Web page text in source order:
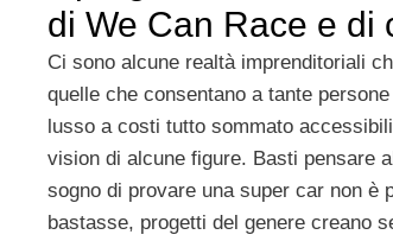
di We Can Race e di
Ci sono alcune realtà imprenditoriali
quelle che consentano a tante
lusso a costi tutto sommato
vision di alcune figure. Basti pensare
sogno di provare una super car non è
bastasse, progetti del genere creano